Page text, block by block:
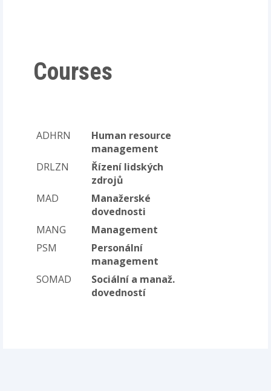
Courses
ADHRN
Human resource
management
DRLZN
Řízení lidských
zdrojů
MAD
Manažerské
dovednosti
MANG
Management
PSM
Personální
management
SOMAD
Sociální a manaž.
dovedností